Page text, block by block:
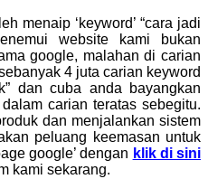
menaip ‘keyword’ “cara jadi
website kami bukan
google, malahan di carian
4 juta carian keyword
dan cuba anda bayangkan
carian teratas sebegitu.
dan menjalankan sistem
peluang keemasan untuk
google’ dengan klik di sini
kami sekarang.